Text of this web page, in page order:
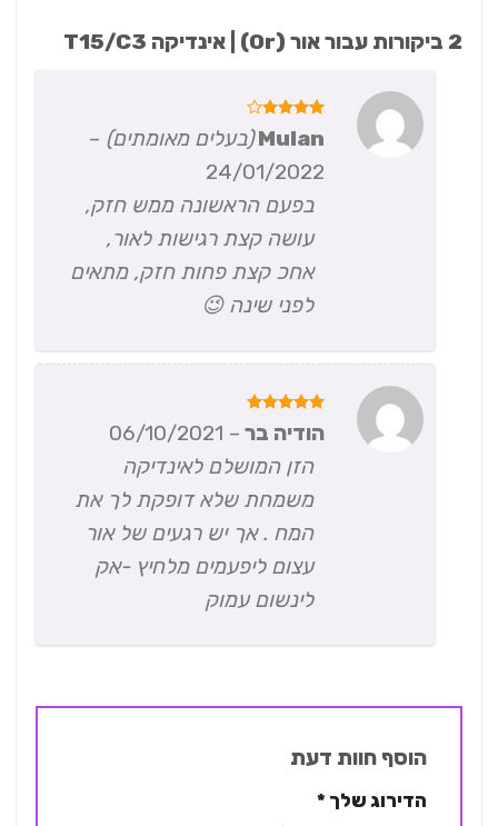
אור (Or) | אינדיקה T15/C3
מתוך 5
Mulan (בעלים מאומתים) –
24/01/2022
בפעם הראשונה ממש חזק,
עושה קצת רגישות לאור,
אחכ קצת פחות חזק, מתאים
לפני שינה 😉
דורג5
מתוך 5
הודיה בר–
06/10/2021
הזן המושלם לאינדיקה
משמחת שלא דופקת לך את
המח . אך יש רגעים של אור
עצום ליפעמים מלחיץ -אק
לינשום עמוק
הוסף חוות דעת
הדירוג שלך*